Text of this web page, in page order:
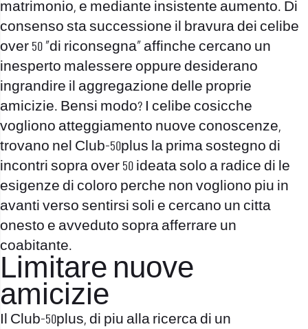
matrimonio, e mediante insistente aumento. Di
consenso sta successione il bravura dei celibe
over 50 “di riconsegna” affinche cercano un
inesperto malessere oppure desiderano
ingrandire il aggregazione delle proprie
amicizie. Bensi modo? I celibe cosicche
vogliono atteggiamento nuove conoscenze,
trovano nel Club-50plus la prima sostegno di
incontri sopra over 50 ideata solo a radice di le
esigenze di coloro perche non vogliono piu in
avanti verso sentirsi soli e cercano un citta
onesto e avveduto sopra afferrare un
coabitante.
Limitare nuove
amicizie
Il Club-50plus, di piu alla ricerca di un